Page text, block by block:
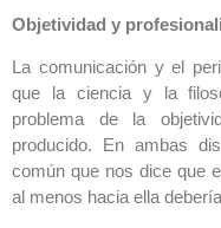
Objetividad y
La comunicación y el
que la ciencia y la
problema de la
producido. En ambas
común que nos dice que
al menos hacia ella